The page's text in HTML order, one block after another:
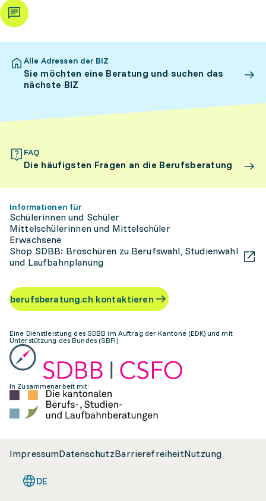
Alle Adressen der BIZ
Sie möchten eine Beratung und suchen das
nächste BIZ
FAQ
Die häufigsten Fragen an die Berufsberatung
Informationen für
Schülerinnen und Schüler
Mittelschülerinnen und Mittelschüler
Erwachsene
Shop SDBB: Broschüren zu Berufswahl, Studienwahl
und Laufbahnplanung
berufsberatung.ch kontaktieren
Eine Dienstleistung des SDBB im Auftrag der Kantone (EDK) und mit
Unterstützung des Bundes (SBFI)
In Zusammenarbeit mit:
ImpressumDatenschutzBarrierefreiheitNutzung
DE